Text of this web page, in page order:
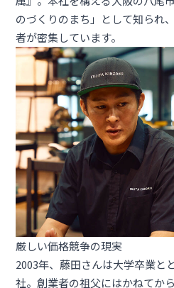
のづくりのまち」として知られ
者が密集しています。
厳しい価格競争の現実
2003年、藤田さんは大学卒業と
社。創業者の祖父にはかねてか